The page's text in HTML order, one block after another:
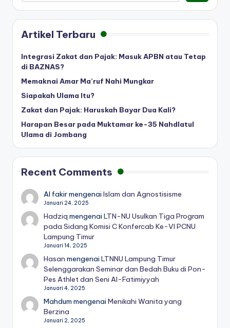
Artikel Terbaru
Integrasi Zakat dan Pajak: Masuk APBN atau Tetap
di BAZNAS?
Memaknai Amar Ma’ruf Nahi Mungkar
Siapakah Ulama Itu?
Zakat dan Pajak: Haruskah Bayar Dua Kali?
Harapan Besar pada Muktamar ke-35 Nahdlatul
Ulama di Jombang
Recent Comments
Al fakirmengenaiIslam dan Agnostisisme
Januari 24, 2025
Hadziq mengenaiLTN-NU Usulkan Tiga Program
pada Sidang Komisi C Konfercab Ke-VI PCNU
Lampung Timur
Januari 14, 2025
Hasan mengenaiLTNNU Lampung Timur
Selenggarakan Seminar dan Bedah Buku di Pon-
Pes Athlet dan Seni Al-Fatimiyyah
Januari 4, 2025
Mahdum mengenaiMenikahi Wanita yang
Berzina
Januari 2, 2025